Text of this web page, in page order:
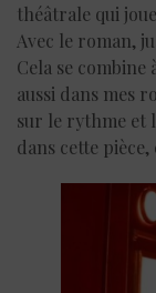
théâtrale qui
Avec le roman,
Cela se combine
aussi dans mes
sur le rythme et
dans cette